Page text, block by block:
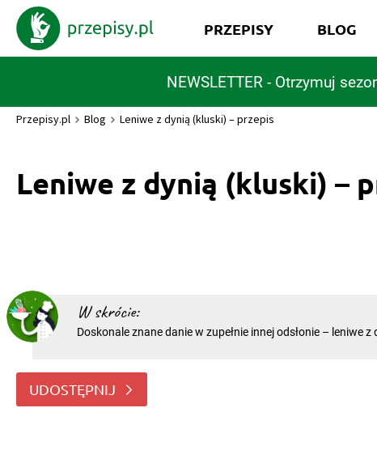
NEWSLETTER - Otrzymuj
PRZEPISY BLOG
Przepisy.pl Blog Leniwe z dynią (kluski) – przepis
Leniwe z dynią (kluski) –
W skrócie:
Doskonale znane danie w zupełnie innej odsłonie – leniwe z
którego próżno szukać w przepisie na trady
UDOSTĘPNIJ